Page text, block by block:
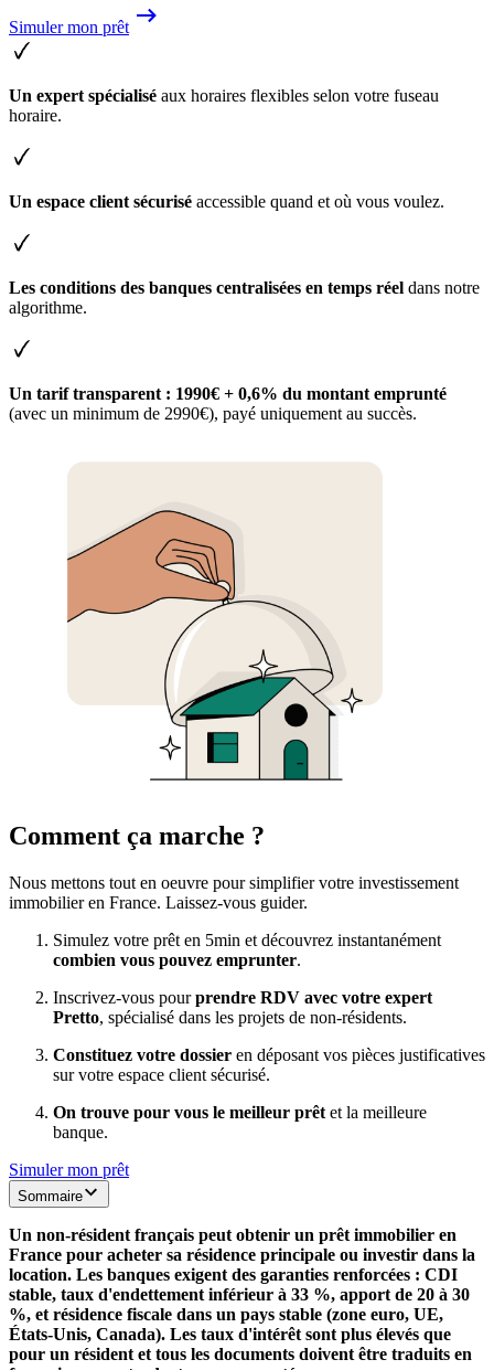
Simuler mon prêt
Un expert spécialisé aux horaires flexibles selon votre fuseau
horaire.
Un espace client sécurisé accessible quand et où vous voulez.
Les conditions des banques centralisées en temps réel dans notre
algorithme.
Un tarif transparent : 1990€ + 0,6% du montant emprunté
(avec un minimum de 2990€), payé uniquement au succès.
Comment ça marche ?
Nous mettons tout en oeuvre pour simplifier votre investissement
immobilier en France. Laissez-vous guider.
Simulez votre prêt en 5min et découvrez instantanément
combien vous pouvez emprunter.
Inscrivez-vous pourprendre RDV avec votre expert
Pretto, spécialisé dans les projets de non-résidents.
Constituez votre dossier en déposant vos pièces justificatives
sur votre espace client sécurisé.
On trouve pour vous le meilleur prêt et la meilleure
banque.
Simuler mon prêt
Sommaire
Un non-résident français peut obtenir un prêt immobilier en
France pour acheter sa résidence principale ou investir dans la
location. Les banques exigent des garanties renforcées : CDI
stable, taux d'endettement inférieur à 33 %, apport de 20 à 30
%, et résidence fiscale dans un pays stable (zone euro, UE,
États-Unis, Canada). Les taux d'intérêt sont plus élevés que
pour un résident et tous les documents doivent être traduits en